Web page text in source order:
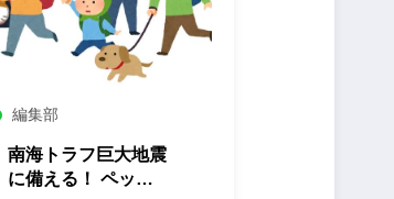
編集部
南海トラフ巨大地震
に備える！ ペット